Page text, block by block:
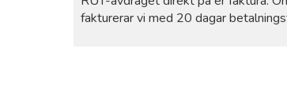
fakturerar vi med 20 dagar